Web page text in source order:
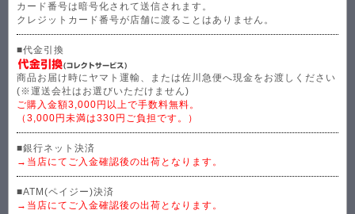
カード番号は暗号化されて送信されます。
クレジットカード番号が店舗に渡ることはありません。
■代金引換
商品お届け時にヤマト運輸、または佐川急便へ現金をお渡しください
(※運送会社はお選びいただけません)
ご購入金額3,000円以上で手数料無料。
（3,000円未満は330円ご負担です。）
■銀行ネット決済
→当店にてご入金確認後の出荷となります。
■ATM(ペイジー)決済
→当店にてご入金確認後の出荷となります。